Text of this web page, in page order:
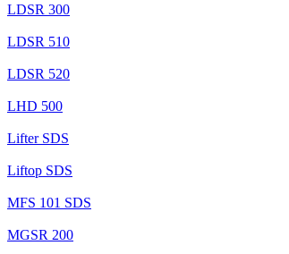
LDSR 300
LDSR 510
LDSR 520
LHD 500
Lifter SDS
Liftop SDS
MFS 101 SDS
MGSR 200